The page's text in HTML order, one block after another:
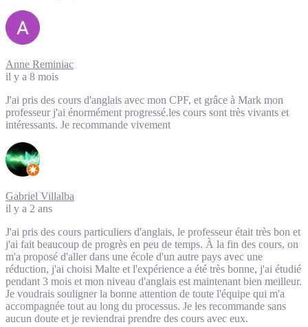
Anne Reminiac
il y a 8 mois
J'ai pris des cours d'anglais avec mon CPF, et grâce à Mark mon
professeur j'ai énormément progressé.les cours sont très vivants et
intéressants. Je recommande vivement
Gabriel Villalba
il y a 2 ans
J'ai pris des cours particuliers d'anglais, le professeur était très bon et
j'ai fait beaucoup de progrès en peu de temps. À la fin des cours, on
m'a proposé d'aller dans une école d'un autre pays avec une
réduction, j'ai choisi Malte et l'expérience a été très bonne, j'ai étudié
pendant 3 mois et mon niveau d'anglais est maintenant bien meilleur.
Je voudrais souligner la bonne attention de toute l'équipe qui m'a
accompagnée tout au long du processus. Je les recommande sans
aucun doute et je reviendrai prendre des cours avec eux.